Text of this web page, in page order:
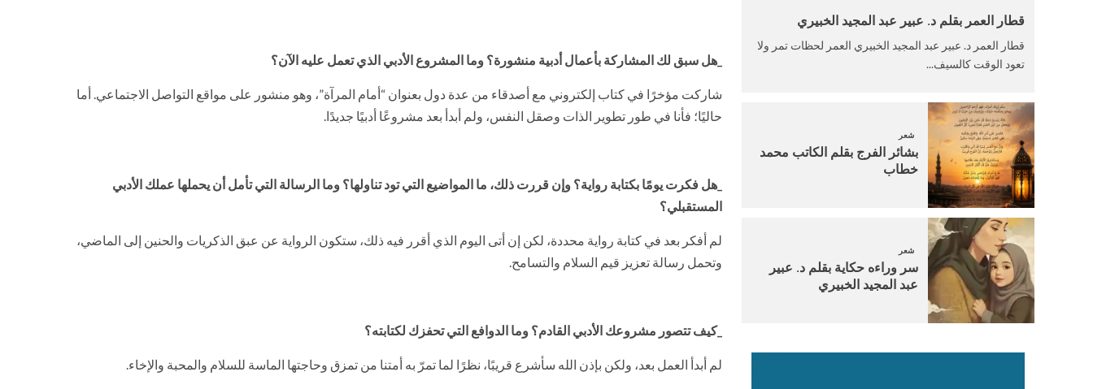
_هل سبق لك المشاركة بأعمال أدبية منشورة؟ وما المشروع الأدبي الذي تعمل عليه الآن؟
شاركت مؤخرًا في كتاب إلكتروني مع أصدقاء من عدة دول بعنوان “أمام المرآة”، وهو منشور على مواقع التواصل الاجتماعي. أما
حاليًا؛ فأنا في طور تطوير الذات وصقل النفس، ولم أبدأ بعد مشروعًا أدبيًا جديدًا.
_هل فكرت يومًا بكتابة رواية؟ وإن قررت ذلك، ما المواضيع التي تود تناولها؟ وما الرسالة التي تأمل أن يحملها عملك الأدبي
المستقبلي؟
لم أفكر بعد في كتابة رواية محددة، لكن إن أتى اليوم الذي أقرر فيه ذلك، ستكون الرواية عن عبق الذكريات والحنين إلى الماضي،
وتحمل رسالة تعزيز قيم السلام والتسامح.
_كيف تتصور مشروعك الأدبي القادم؟ وما الدوافع التي تحفزك لكتابته؟
لم أبدأ العمل بعد، ولكن بإذن الله سأشرع قريبًا، نظرًا لما تمرّ به أمتنا من تمزق وحاجتها الماسة للسلام والمحبة والإخاء.
قطار العمر بقلم د. عبير عبد المجيد الخبيري
قطار العمر د. عبير عبد المجيد الخبيري العمر لحظات تمر ولا
تعود الوقت كالسيف...
شعر
بشائر الفرج بقلم الكاتب محمد
خطاب
شعر
سر وراءه حكاية بقلم د. عبير
عبد المجيد الخبيري